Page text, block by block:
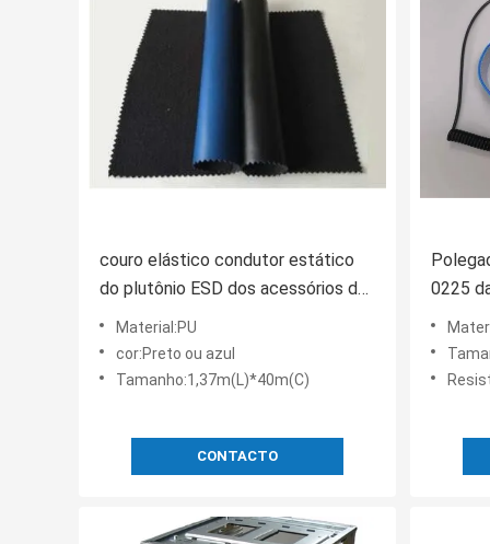
couro elástico condutor estático
do plutônio ESD dos acessórios da
espessura de 0.8mm anti
Material:PU
cor:Preto ou azul
Tamanho:1,37m(L)*40m(C)
CONTACTO
0225
sala